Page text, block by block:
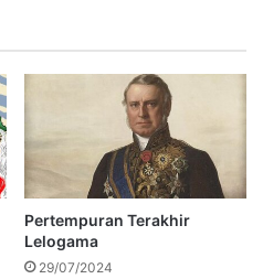
Pertempuran Terakhir
Lelogama
29/07/2024